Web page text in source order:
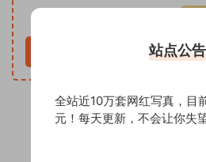
立即购买
站点公告
全站近10万套网红写真，目
元！每天更新，不会让你失望